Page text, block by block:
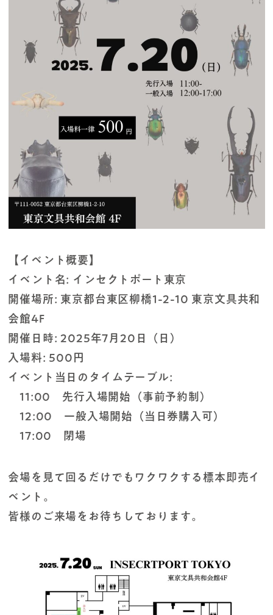
【イベント概要】
イベント名: インセクトポート東京
開催場所: 東京都台東区柳橋1-2-10 東京文具共和
会館4F
開催日時: 2025年7月20日（日）
入場料: 500円
イベント当日のタイムテーブル:
11:00 先行入場開始（事前予約制）
12:00 一般入場開始（当日券購入可）
17:00 閉場
会場を見て回るだけでもワクワクする標本即売イ
ベント。
皆様のご来場をお待ちしております。